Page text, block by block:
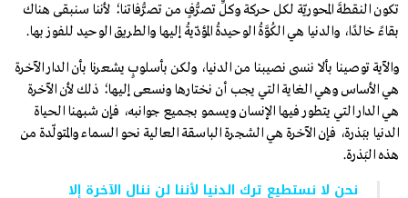
تكون النقطةَ المحوريّة لكل حركة وكلِّ تصرُّفٍ من تصرُّفاتنا؛ لأننا سنبقى هناك
بقاءً خالدًا، والدنيا هي الكُوَّةُ الوحيدةُ المؤدّيةُ إليها والطريق الوحيد للفوز بها.
والآية توصينا بألا ننسى نصيبنا من الدنيا، ولكن بأسلوبٍ يشعرنا بأن الدار الآخرة
هي الأساس وهي الغاية التي يجب أن نختارها ونسعى إليها؛ ذلك لأن الآخرة
هي الدار التي يتطور فيها الإنسان ويسمو بجميع جوانبه، فإن شبهنا الحياة
الدنيا ببَذرة، فإن الآخرة هي الشجرة الباسقة العالية نحو السماء والمتولّدة من
هذه البَذرة.
نحن لا نستطيع ترك الدنيا لأننا لن ننال الآخرة إلا